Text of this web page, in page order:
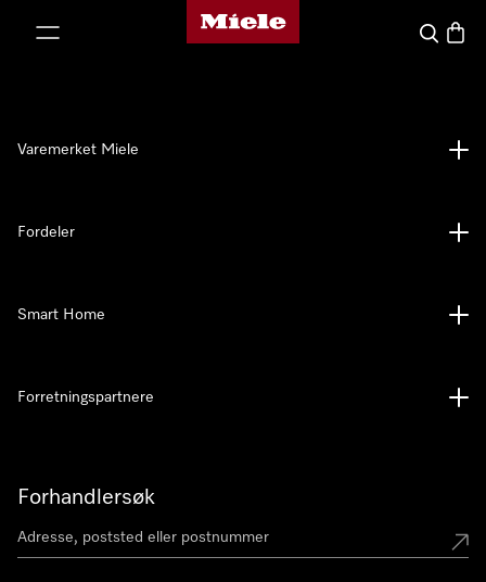
Mieles hjemmeside
Søk
Forhandlersøk
Varemerket Miele
Fordeler
Smart Home
Forretningspartnere